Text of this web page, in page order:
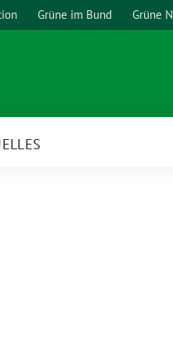
Grüne im Bund Grüne